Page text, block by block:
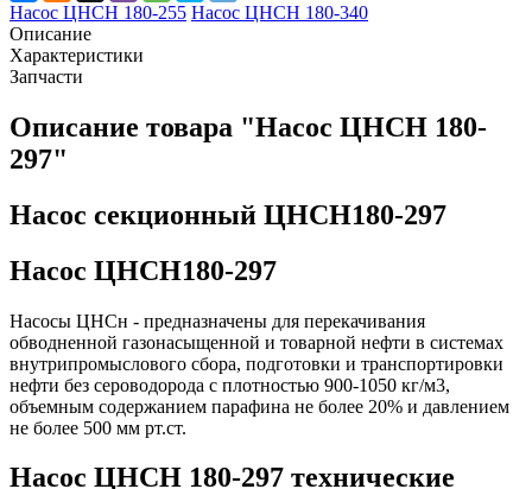
Насос ЦНСН 180-255 Насос ЦНСН 180-340
Описание
Характеристики
Запчасти
Описание товара "Насос ЦНСН 180-
297"
Насос секционный ЦНСН180-297
Насос ЦНСН180-297
Насосы ЦНСн - предназначены для перекачивания
обводненной газонасыщенной и товарной нефти в системах
внутрипромыслового сбора, подготовки и транспортировки
нефти без сероводорода с плотностью 900-1050 кг/м3,
объемным содержанием парафина не более 20% и давлением
не более 500 мм рт.ст.
Насос ЦНСН 180-297 технические